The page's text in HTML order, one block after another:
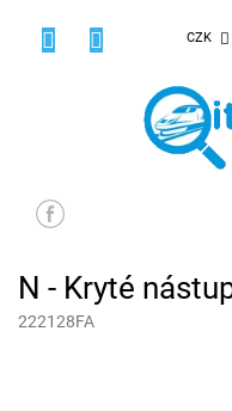
CZK
N - Kryté
222128FA